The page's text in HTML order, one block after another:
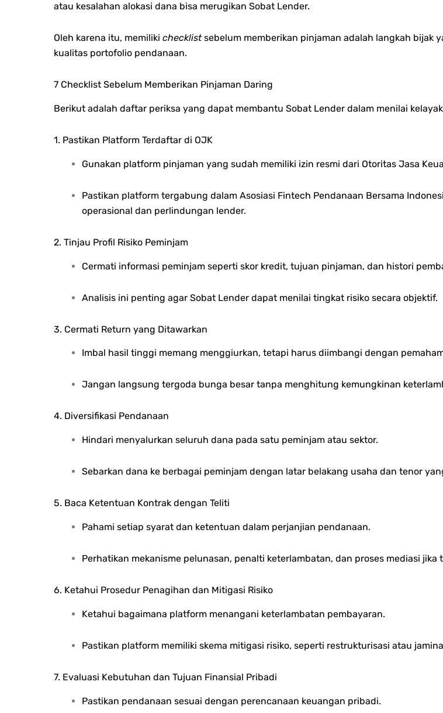
atau kesalahan alokasi dana bisa merugikan Sobat Lender.
Oleh karena itu, memiliki checklistsebelum memberikan pinjaman adalah langkah bijak
kualitas portofolio pendanaan.
7 Checklist Sebelum Memberikan Pinjaman Daring
Berikut adalah daftar periksa yang dapat membantu Sobat Lender dalam menilai
1. Pastikan Platform Terdaftar di OJK
Gunakan platform pinjaman yang sudah memiliki izin resmi dari Otoritas Jasa
Pastikan platform tergabung dalam Asosiasi Fintech Pendanaan Bersama
operasional dan perlindungan lender.
2. Tinjau Profil Risiko Peminjam
Cermati informasi peminjam seperti skor kredit, tujuan pinjaman, dan histori
Analisis ini penting agar Sobat Lender dapat menilai tingkat risiko secara objektif.
3. Cermati Return yang Ditawarkan
Imbal hasil tinggi memang menggiurkan, tetapi harus diimbangi dengan
Jangan langsung tergoda bunga besar tanpa menghitung kemungkinan
4. Diversifikasi Pendanaan
Hindari menyalurkan seluruh dana pada satu peminjam atau sektor.
Sebarkan dana ke berbagai peminjam dengan latar belakang usaha dan tenor
5. Baca Ketentuan Kontrak dengan Teliti
Pahami setiap syarat dan ketentuan dalam perjanjian pendanaan.
Perhatikan mekanisme pelunasan, penalti keterlambatan, dan proses mediasi jika
6. Ketahui Prosedur Penagihan dan Mitigasi Risiko
Ketahui bagaimana platform menangani keterlambatan pembayaran.
Pastikan platform memiliki skema mitigasi risiko, seperti restrukturisasi atau
7. Evaluasi Kebutuhan dan Tujuan Finansial Pribadi
Pastikan pendanaan sesuai dengan perencanaan keuangan pribadi.